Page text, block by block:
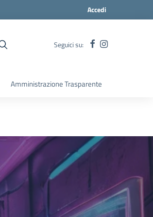
Accedi
Seguici su:
Amministrazione Trasparente